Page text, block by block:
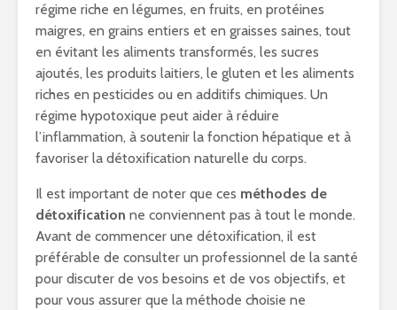
régime riche en légumes, en fruits, en protéines
maigres, en grains entiers et en graisses saines, tout
en évitant les aliments transformés, les sucres
ajoutés, les produits laitiers, le gluten et les aliments
riches en pesticides ou en additifs chimiques. Un
régime hypotoxique peut aider à réduire
l’inflammation, à soutenir la fonction hépatique et à
favoriser la détoxification naturelle du corps.
Il est important de noter que ces méthodes de
détoxification ne conviennent pas à tout le monde.
Avant de commencer une détoxification, il est
préférable de consulter un professionnel de la santé
pour discuter de vos besoins et de vos objectifs, et
pour vous assurer que la méthode choisie ne